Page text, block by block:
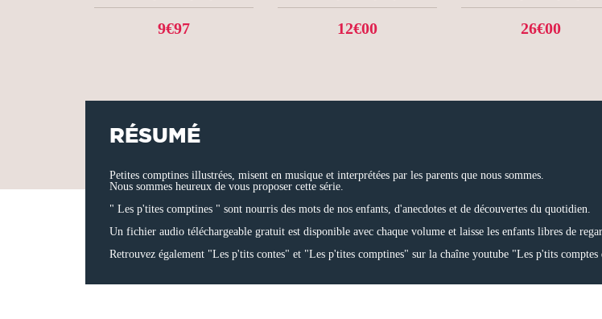
9€97 12€00 26€00
RÉSUMÉ
Petites comptines illustrées, misent en musique et interprétées par les parents que nous sommes.
Nous sommes heureux de vous proposer cette série.
" Les p'tites comptines " sont nourris des mots de nos enfants, d'anecdotes et de découvertes du quotidien.
Un fichier audio téléchargeable gratuit est disponible avec chaque volume et laisse les enfants libres de
Retrouvez également "Les p'tits contes" et "Les p'tites comptines" sur la chaîne youtube "Les p'tits comptes